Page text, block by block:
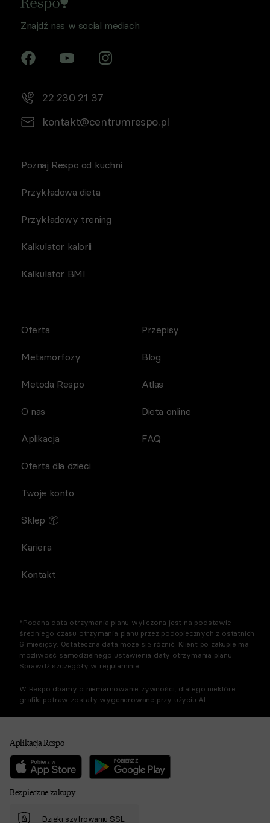
Znajdź nas w social mediach
22 230 21 37
kontakt@centrumrespo.pl
Poznaj Respo od kuchni
Przykładowa dieta
Przykładowy trening
Kalkulator kalorii
Kalkulator BMI
Oferta
Metamorfozy
Metoda Respo
O nas
Aplikacja
Przepisy
Blog
Atlas
Dieta online
FAQ
Oferta dla dzieci
Twoje konto
Sklep 📦
Kariera
Kontakt
*Podana data otrzymania planu wyliczona jest na podstawie
średniego czasu otrzymania planu przez podopiecznych z ostatnich
6 miesięcy. Ostateczna data może się różnić. Klient po zakupie ma
możliwość samodzielnego ustawienia daty otrzymania planu.
Sprawdź szczegóły w regulaminie.
W Respo dbamy o niemarnowanie żywności, dlatego niektóre
grafiki potraw zostały wygenerowane przy użyciu AI.
Aplikacja Respo
Bezpieczne zakupy
Dzięki szyfrowaniu SSL